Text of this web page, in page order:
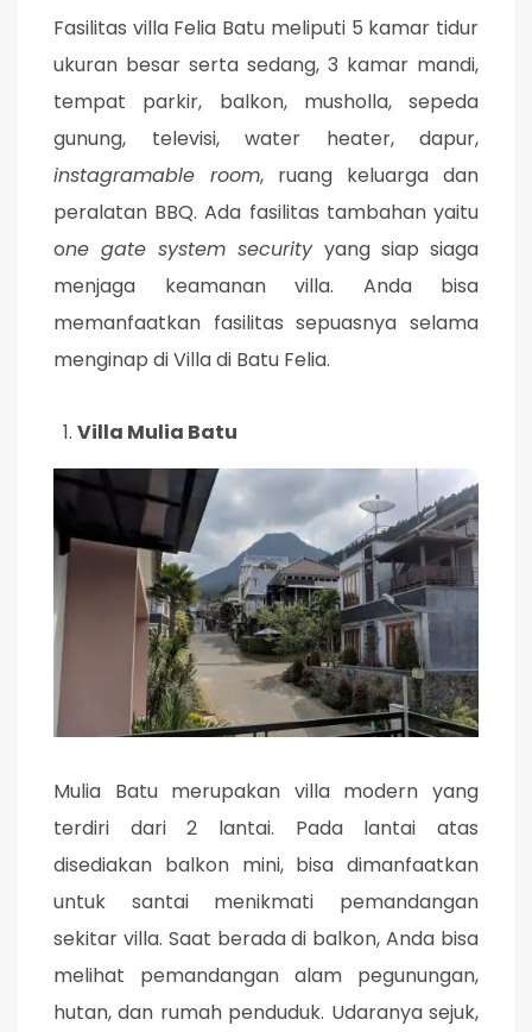
Fasilitas villa Felia Batu meliputi 5 kamar tidur
ukuran besar serta sedang, 3 kamar mandi,
tempat parkir, balkon, musholla, sepeda
gunung, televisi, water heater, dapur,
instagramable room, ruang keluarga dan
peralatan BBQ. Ada fasilitas tambahan yaitu
one gate system security yang siap siaga
menjaga keamanan villa. Anda bisa
memanfaatkan fasilitas sepuasnya selama
menginap di Villa di Batu Felia.
Villa Mulia Batu
Mulia Batu merupakan villa modern yang
terdiri dari 2 lantai. Pada lantai atas
disediakan balkon mini, bisa dimanfaatkan
untuk santai menikmati pemandangan
sekitar villa. Saat berada di balkon, Anda bisa
melihat pemandangan alam pegunungan,
hutan, dan rumah penduduk. Udaranya sejuk,